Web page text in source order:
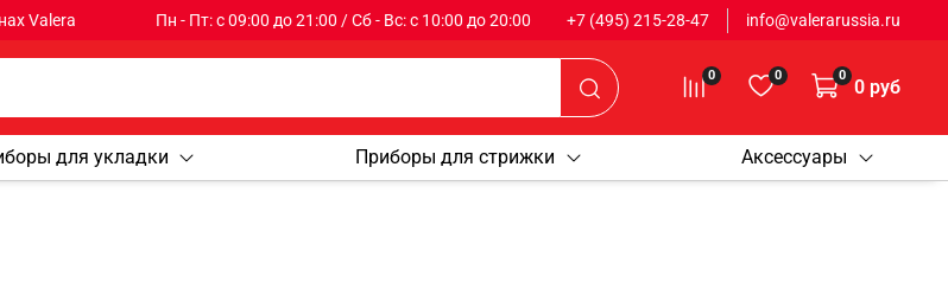
Valera Пн - Пт: с 09:00 до 21:00 / Сб - Вс: с 10:00 до 20:00 +7 (495) 215-28-47 info@valerarussia.ru
0 0 0 0 руб
для укладки Приборы для стрижки Аксессуары